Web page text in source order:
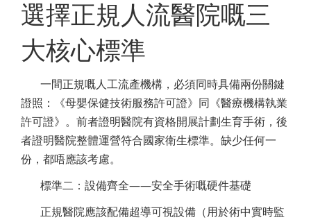
選擇正規人流醫院嘅三
大核心標準
一間正規嘅人工流產機構，必須同時具備兩份關鍵
證照：《母嬰保健技術服務許可證》同《醫療機構執業
許可證》。前者證明醫院有資格開展計劃生育手術，後
者證明醫院整體運營符合國家衛生標準。缺少任何一
份，都唔應該考慮。
標準二：設備齊全——安全手術嘅硬件基礎
正規醫院應該配備超導可視設備（用於術中實時監